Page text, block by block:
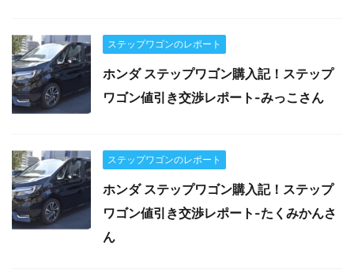
ステップワゴンのレポート
ホンダ ステップワゴン購入記！ステップ
ワゴン値引き交渉レポート-みっこさん
ステップワゴンのレポート
ホンダ ステップワゴン購入記！ステップ
ワゴン値引き交渉レポート-たくみかんさ
ん